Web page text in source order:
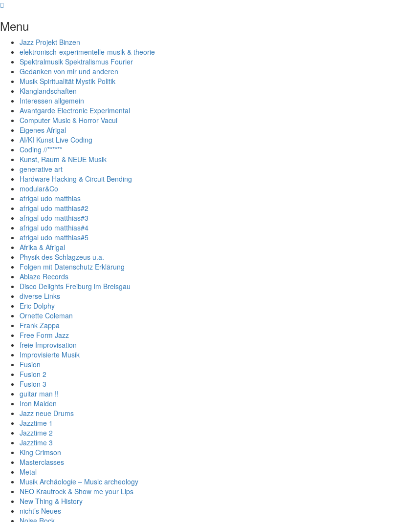
Skip
content
Menu
Jazz Projekt Binzen
elektronisch-experimentelle-musik & theorie
Spektralmusik Spektralismus Fourier
Gedanken von mir und anderen
Musik Spiritualität Mystik Politik
Klanglandschaften
Interessen allgemein
Avantgarde Electronic Experimental
Computer Music & Horror Vacui
Eigenes Afrigal
AI/KI Kunst Live Coding
Coding //******
Kunst, Raum & NEUE Musik
generative art
Hardware Hacking & Circuit Bending
modular&Co
afrigal udo matthias
afrigal udo matthias#2
afrigal udo matthias#3
afrigal udo matthias#4
afrigal udo matthias#5
Afrika & Afrigal
Physik des Schlagzeus u.a.
Folgen mit Datenschutz Erklärung
Ablaze Records
Disco Delights Freiburg im Breisgau
diverse Links
Eric Dolphy
Ornette Coleman
Frank Zappa
Free Form Jazz
freie Improvisation
Improvisierte Musik
Fusion
Fusion 2
Fusion 3
guitar man !!
Iron Maiden
Jazz neue Drums
Jazztime 1
Jazztime 2
Jazztime 3
King Crimson
Masterclasses
Metal
Musik Archäologie – Music archeology
NEO Krautrock & Show me your Lips
New Thing & History
nicht’s Neues